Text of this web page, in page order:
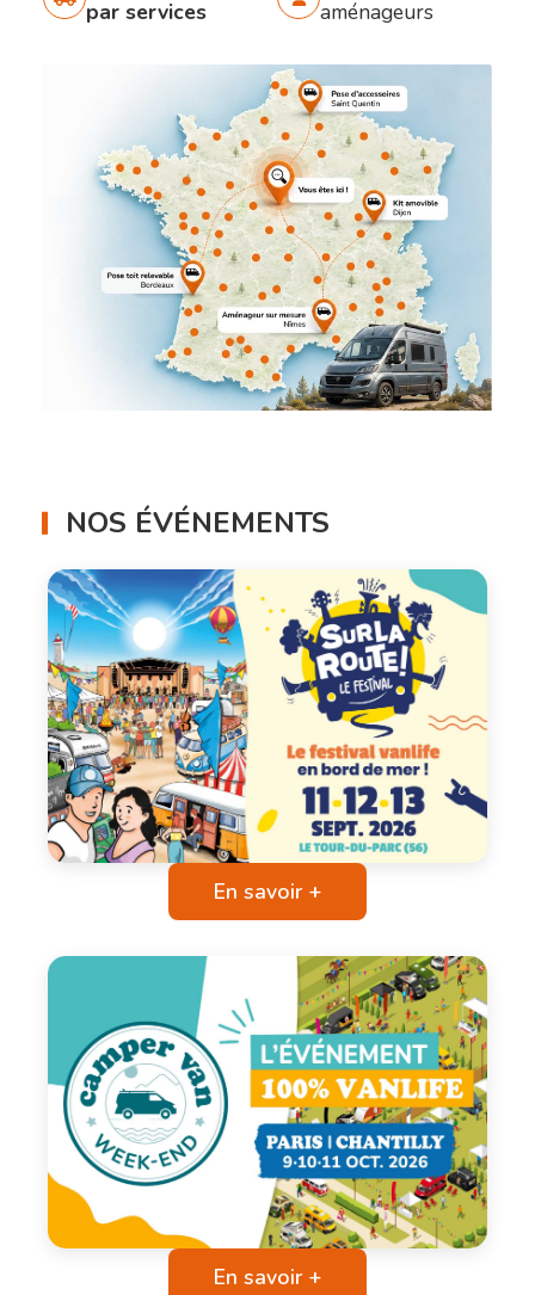
par services
aménageurs
NOS ÉVÉNEMENTS
En savoir +
En savoir +